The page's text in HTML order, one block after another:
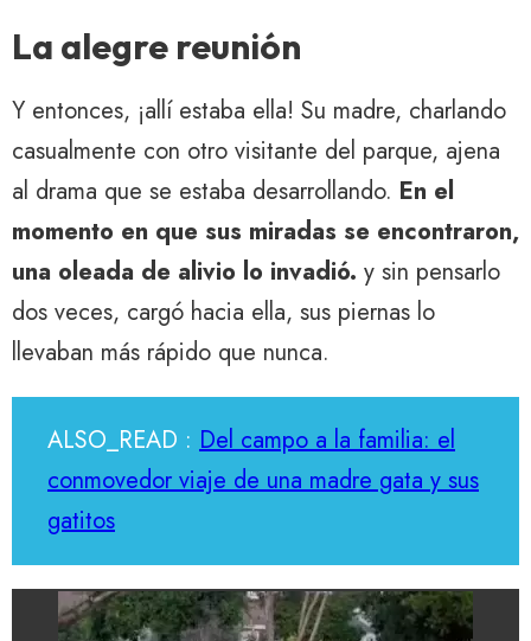
La alegre reunión
Y entonces, ¡allí estaba ella! Su madre, charlando
casualmente con otro visitante del parque, ajena
al drama que se estaba desarrollando. En el
momento en que sus miradas se encontraron,
una oleada de alivio lo invadió. y sin pensarlo
dos veces, cargó hacia ella, sus piernas lo
llevaban más rápido que nunca.
ALSO_READ : Del campo a la familia: el
conmovedor viaje de una madre gata y sus
gatitos